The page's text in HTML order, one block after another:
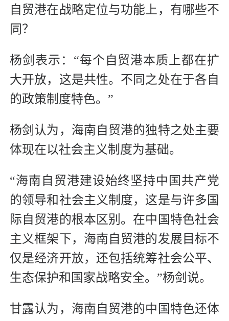
自贸港在战略定位与功能上，有哪些不
同？
杨剑表示：“每个自贸港本质上都在扩
大开放，这是共性。不同之处在于各自
的政策制度特色。”
杨剑认为，海南自贸港的独特之处主要
体现在以社会主义制度为基础。
“海南自贸港建设始终坚持中国共产党
的领导和社会主义制度，这是与许多国
际自贸港的根本区别。在中国特色社会
主义框架下，海南自贸港的发展目标不
仅是经济开放，还包括统筹社会公平、
生态保护和国家战略安全。”杨剑说。
甘露认为，海南自贸港的中国特色还体